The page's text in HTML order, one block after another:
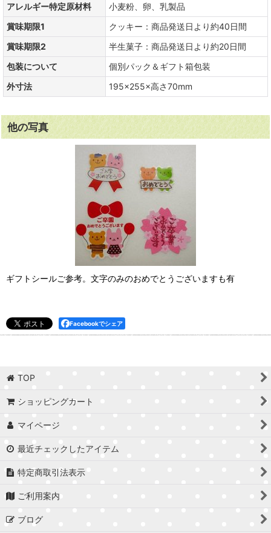
アレルギー特定原材料
小麦粉、卵、乳製品
賞味期限1
クッキー：商品発送日より約40日間
賞味期限2
半生菓子：商品発送日より約20日間
包装について
個別パック＆ギフト箱包装
外寸法
195×255×高さ70mm
他の写真
ギフトシールご参考。文字のみのおめでとうございますも有
Facebookでシェア
TOP
ショッピングカート
マイページ
最近チェックしたアイテム
特定商取引法表示
ご利用案内
ブログ